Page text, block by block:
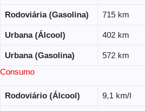
Rodoviária (Gasolina) 715 km
Urbana (Álcool) 402 km
Urbana (Gasolina)
572 km
Consumo
Rodoviário (Álcool) 9,1 km/l